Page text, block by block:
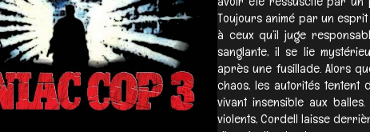
Toujours animé par un
à ceux qu’il juge
sanglante, il se lie
après une fusillade. Alors
chaos, les autorités tentent
vivant insensible aux
violents, Cordell laisse